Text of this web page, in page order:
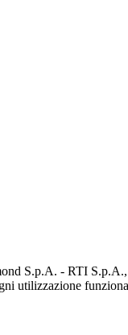
S.p.A. - RTI S.p.A.,
utilizzazione